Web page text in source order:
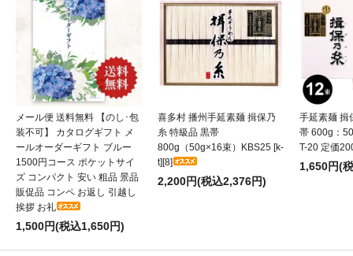
メール便 送料無料 【のし･包
装不可】 カタログギフト メ
ールオーダーギフト ブルー
1500円コース ポケットサイ
ズ コンパクト 安い 粗品 景品
販促品 コンペ お返し 引越し
挨拶 お礼
1,500円(税込1,650円)
喜多村 播州手延素麺 揖保乃
糸 特級品 黒帯
800g（50g×16束）KBS25 [k-
t][8]
2,200円(税込2,376円)
手延素麺 揖
帯 600g：
T-20 定価
1,650円(